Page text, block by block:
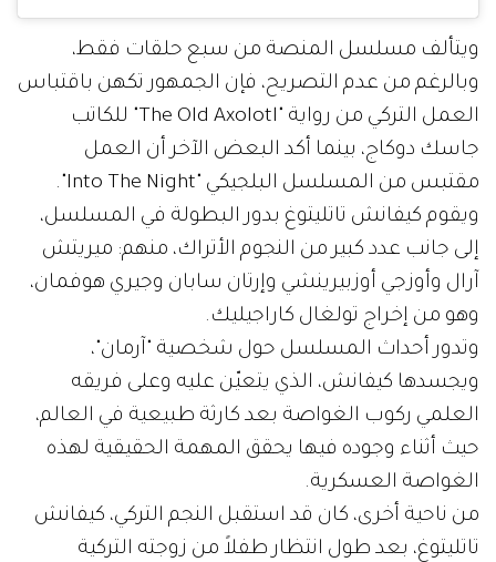
ويتألف مسلسل المنصة من سبع حلقات فقط،
وبالرغم من عدم التصريح، فإن الجمهور تكهن باقتباس
العمل التركي من رواية "The Old Axolotl" للكاتب
جاسك دوكاج، بينما أكد البعض الآخر أن العمل
مقتبس من المسلسل البلجيكي "Into The Night".
ويقوم كيفانش تاتليتوغ بدور البطولة في المسلسل،
إلى جانب عدد كبير من النجوم الأتراك، منهم: ميريتش
آرال وأوزجي أوزبيرينشي وإرتان سابان وجيري هوفمان،
وهو من إخراج تولغال كاراجيليك.
وتدور أحداث المسلسل حول شخصية "آرمان"،
ويجسدها كيفانش، الذي يتعيّن عليه وعلى فريقه
العلمي ركوب الغواصة بعد كارثة طبيعية في العالم،
حيث أثناء وجوده فيها يحقق المهمة الحقيقية لهذه
الغواصة العسكرية.
من ناحية أخرى، كان قد استقبل النجم التركي، كيفانش
تاتليتوغ، بعد طول انتظار طفلاً من زوجته التركية